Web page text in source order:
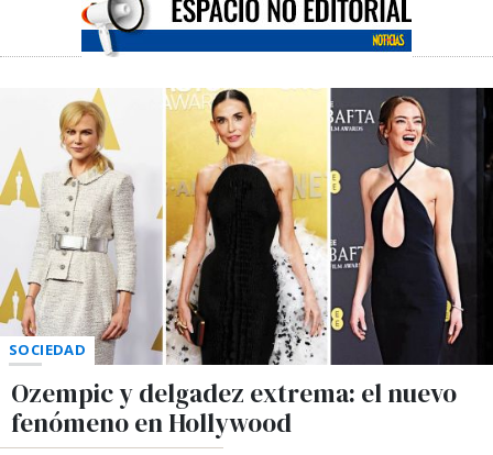
SOCIEDAD
Ozempic y delgadez extrema: el nuevo
fenómeno en Hollywood